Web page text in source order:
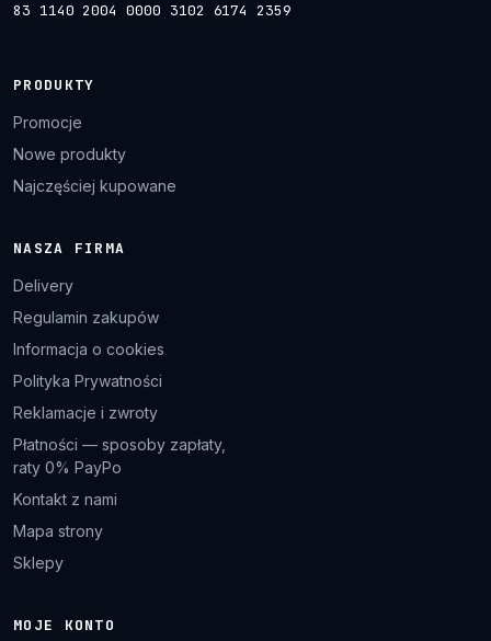
83 1140 2004 0000 3102 6174 2359
PRODUKTY
Promocje
Nowe produkty
Najczęściej kupowane
NASZA FIRMA
Delivery
Regulamin zakupów
Informacja o cookies
Polityka Prywatności
Reklamacje i zwroty
Płatności — sposoby zapłaty,
raty 0% PayPo
Kontakt z nami
Mapa strony
Sklepy
MOJE KONTO